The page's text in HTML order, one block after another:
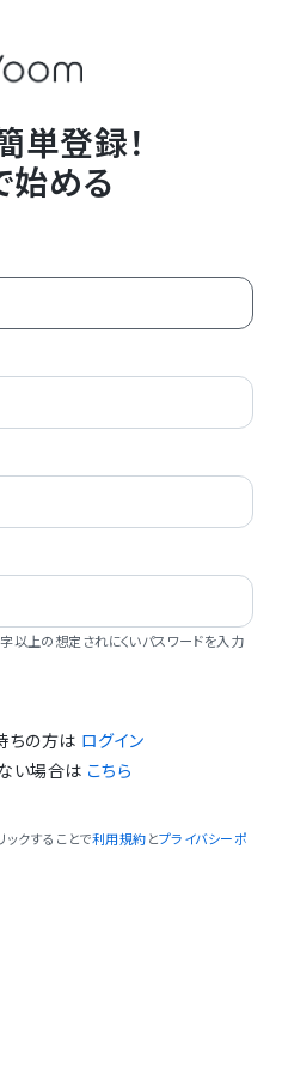
単登録！
始める
上の想定されにくいパスワードを入力
ちの方は ログイン
い場合は こちら
ックすることで利用規約 とプライバシーポ